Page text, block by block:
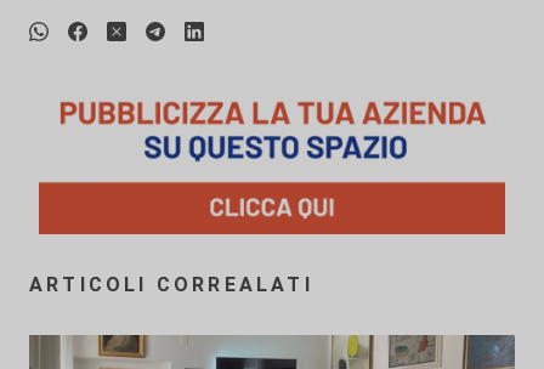
ARTICOLI CORREALATI